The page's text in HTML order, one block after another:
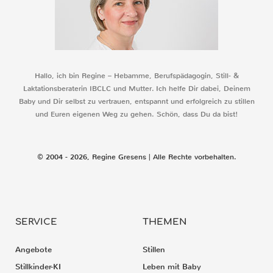
Hallo, ich bin Regine – Hebamme, Berufspädagogin, Still- &
Laktationsberaterin IBCLC und Mutter. Ich helfe Dir dabei, Deinem
Baby und Dir selbst zu vertrauen, entspannt und erfolgreich zu stillen
und Euren eigenen Weg zu gehen. Schön, dass Du da bist!
© 2004 - 2026, Regine Gresens | Alle Rechte vorbehalten.
SERVICE
Angebote
Stillkinder-KI
THEMEN
Stillen
Leben mit Baby